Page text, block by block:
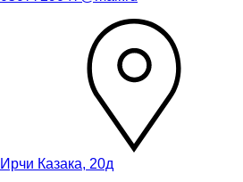
Ирчи Казака, 20д